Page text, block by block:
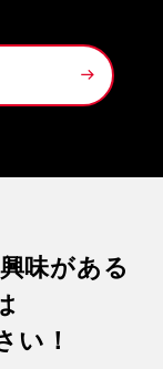
味がある
い！